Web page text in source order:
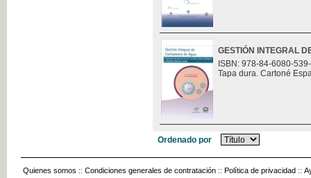
GESTIÓN INTEGRAL
ISBN: 978-84-6080-
Tapa dura. Cartoné
Ordenado por
Quienes somos :: Condiciones generales de contratación :: Política de privacidad ::